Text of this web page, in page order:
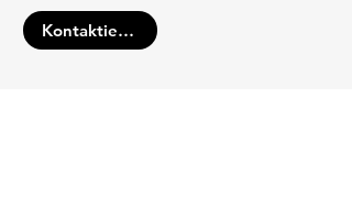
Kontaktieren